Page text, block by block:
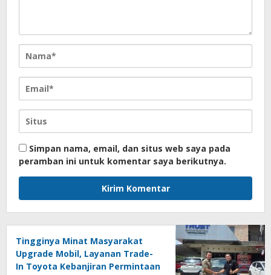
Simpan nama, email, dan situs web saya pada
peramban ini untuk komentar saya berikutnya.
Tingginya Minat Masyarakat
Upgrade Mobil, Layanan Trade-
In Toyota Kebanjiran Permintaan